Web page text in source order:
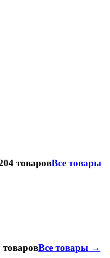
товаровВсе товары
товаровВсе товары →